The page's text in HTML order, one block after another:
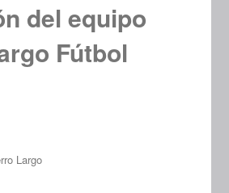
del equipo
Fútbol
Largo